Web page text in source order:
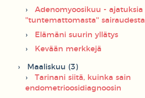
Adenomyoosikuu - ajatuksia
''tuntemattomasta'' sairaudesta
Elämäni suurin yllätys
Kevään merkkejä
Maaliskuu (3)
Tarinani siitä, kuinka sain
endometrioosidiagnoosin